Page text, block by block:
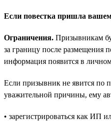
Если повестка пришла
Ограничения. Призывникам
за границу после размещения
информация появится в
Если призывник не явится по
уважительной причины, ему
• зарегистрироваться как ИП